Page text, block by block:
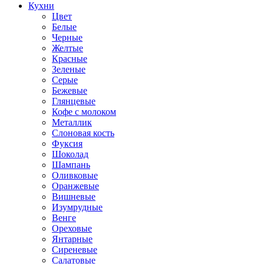
Кухни
Цвет
Белые
Черные
Желтые
Красные
Зеленые
Серые
Бежевые
Глянцевые
Кофе с молоком
Металлик
Слоновая кость
Фуксия
Шоколад
Шампань
Оливковые
Оранжевые
Вишневые
Изумрудные
Венге
Ореховые
Янтарные
Сиреневые
Салатовые